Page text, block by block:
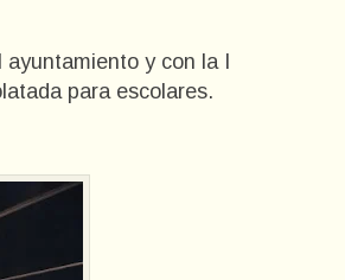
y con la I
para escolares.